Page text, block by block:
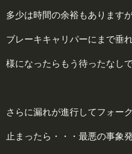
多少は時間の余裕もありますが
ブレーキキャリパーにまで垂
様になったらもう待ったなしで
さらに漏れが進行してフォー
止まったら・・・最悪の事象